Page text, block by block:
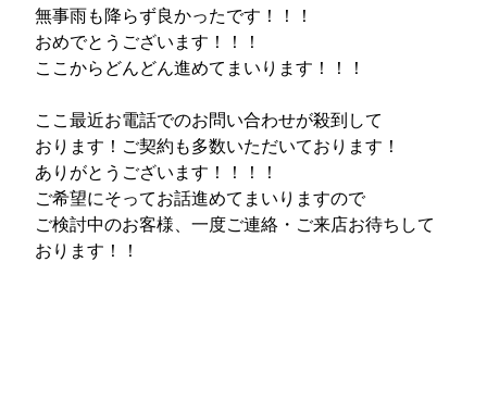
無事雨も降らず良かったです！！！
おめでとうございます！！！
ここからどんどん進めてまいります！！！
ここ最近お電話でのお問い合わせが殺到して
おります！ご契約も多数いただいております！
ありがとうございます！！！！
ご希望にそってお話進めてまいりますので
ご検討中のお客様、一度ご連絡・ご来店お待ちして
おります！！